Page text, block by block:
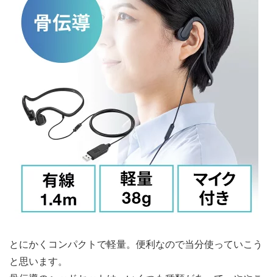
とにかくコンパクトで軽量。便利なので当分使っていこう
と思います。